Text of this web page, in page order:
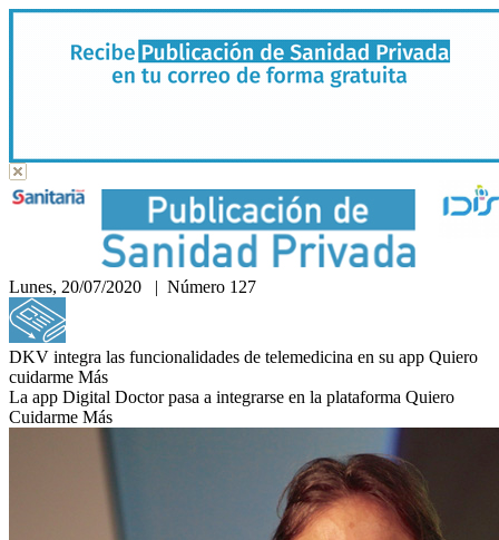
Lunes, 20/07/2020 | Número 127
DKV integra las funcionalidades de telemedicina en su app Quiero
cuidarme Más
La app Digital Doctor pasa a integrarse en la plataforma Quiero
Cuidarme Más